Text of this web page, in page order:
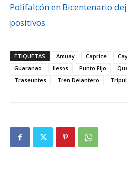
Polifalcón en Bicentenario
positivos
ETIQUETAS Amuay Caprice
Guaranao
Ilesos Punto Fijo
Traseuntes
Tren Delantero